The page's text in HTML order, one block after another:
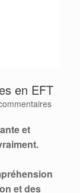
en EFT
et
et des